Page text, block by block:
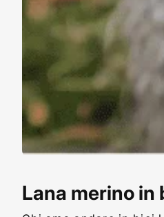
Lana
10
Martina
Lana merino in